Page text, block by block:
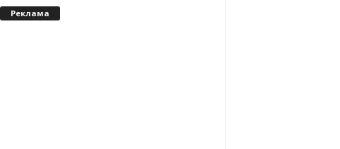
Реклама